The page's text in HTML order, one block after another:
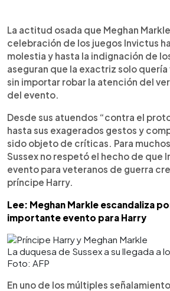
► Escuchar artículo
La actitud osada que Meghan
celebración de los juegos Invictus
molestia y hasta la indignación de
aseguran que la exactriz solo
sin importar robar la atención del
del evento.
Desde sus atuendos “contra el
hasta sus exagerados gestos y
sido objeto de críticas. Para
Sussex no respetó el hecho de que
evento para veteranos de guerra
príncipe Harry.
Lee: Meghan Markle escandaliza
importante evento para Harry
La duquesa de Sussex a su llegada a
Foto: AFP
En uno de los múltiples